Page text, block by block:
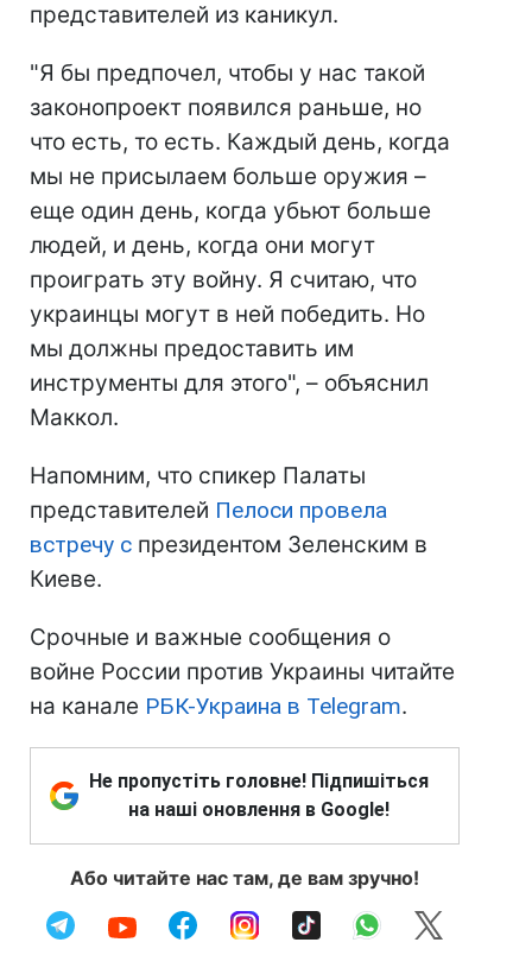
представителей из каникул.
"Я бы предпочел, чтобы у нас такой
законопроект появился раньше, но
что есть, то есть. Каждый день, когда
мы не присылаем больше оружия –
еще один день, когда убьют больше
людей, и день, когда они могут
проиграть эту войну. Я считаю, что
украинцы могут в ней победить. Но
мы должны предоставить им
инструменты для этого", – объяснил
Маккол.
Напомним, что спикер Палаты
представителей Пелоси провела
встречу с президентом Зеленским в
Киеве.
Срочные и важные сообщения о
войне России против Украины читайте
на канале РБК-Украина в Telegram.
Не пропустіть головне! Підпишіться
на наші оновлення в Google!
Або читайте нас там, де вам зручно!